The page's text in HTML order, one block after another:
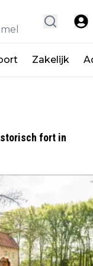
Zakelijk
fort in